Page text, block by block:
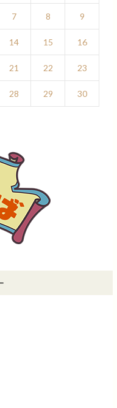
7 8 9
14 15 16
21 22 23
28 29
30